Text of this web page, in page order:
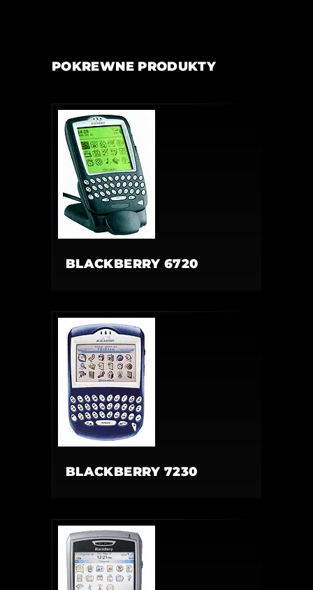
POKREWNE PRODUKTY
BLACKBERRY 6720
BLACKBERRY 7230